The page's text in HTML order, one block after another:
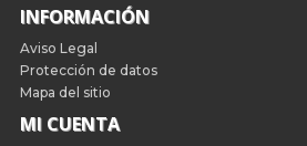
INFORMACIÓN
Aviso Legal
Protección de datos
Mapa del sitio
MI CUENTA